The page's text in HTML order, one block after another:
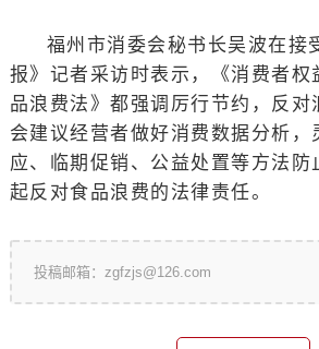
福州市消委会秘书长吴波在接
报》记者采访时表示，《消费者权
品浪费法》都强调厉行节约，反对
会建议经营者做好消费数据分析，
应、临期促销、公益处置等方法防
起反对食品浪费的法律责任。
投稿邮箱：zgfzjs@126.com